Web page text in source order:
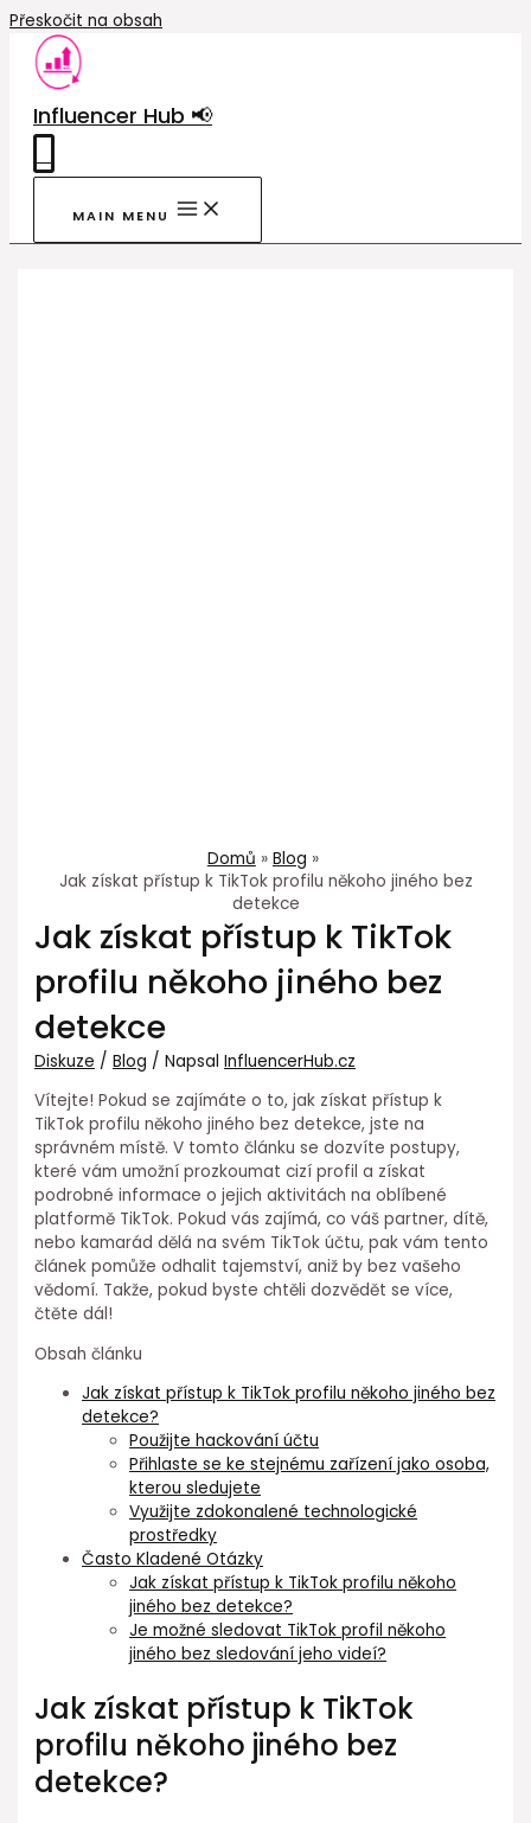
Přeskočit na obsah
Influencer Hub 📢
MAIN MENU
Domů
Blog
Jak získat přístup k TikTok profilu někoho jiného bez
detekce
Jak získat přístup k TikTok
profilu někoho jiného bez
detekce
Diskuze /Blog / NapsalInfluencerHub.cz
Vítejte! Pokud se zajímáte o to, jak získat přístup k
TikTok profilu někoho jiného bez detekce, jste na
správném místě. V tomto článku se dozvíte postupy,
které vám umožní prozkoumat cizí profil a získat
podrobné informace o jejich aktivitách na oblíbené
platformě TikTok. Pokud vás zajímá, co váš partner, dítě,
nebo kamarád dělá na svém TikTok účtu, pak vám tento
článek pomůže odhalit tajemství, aniž by bez vašeho
vědomí. Takže, pokud byste chtěli dozvědět se více,
čtěte dál!
Obsah článku
Jak získat přístup k TikTok profilu někoho jiného bez
detekce?
Použijte hackování účtu
Přihlaste se ke stejnému zařízení jako osoba,
kterou sledujete
Využijte zdokonalené technologické
prostředky
Často Kladené Otázky
Jak získat přístup k TikTok profilu někoho
jiného bez detekce?
Je možné sledovat TikTok profil někoho
jiného bez sledování jeho videí?
Jak získat přístup k TikTok
profilu někoho jiného bez
detekce?